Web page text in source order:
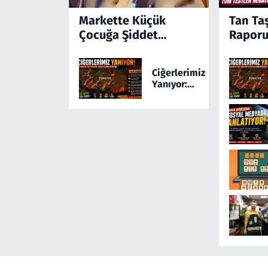
Markette Küçük
Çocuğa Şiddet
Ayağa Kaldıran
Olayda Şüpheli
Gözaltında
Ciğerlerimiz
Yanıyor:
Tan